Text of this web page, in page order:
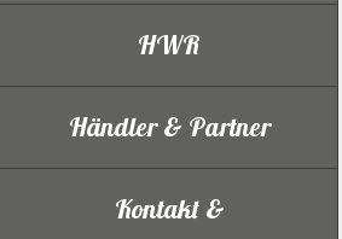
HWR
Händler & Partner
Kontakt &